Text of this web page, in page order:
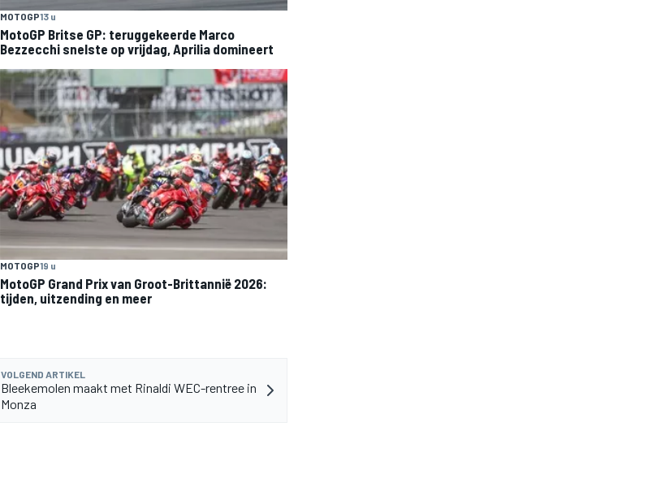
MOTOGP13 u
MotoGP Britse GP: teruggekeerde Marco
Bezzecchi snelste op vrijdag, Aprilia domineert
MOTOGP19 u
MotoGP Grand Prix van Groot-Brittannië 2026:
tijden, uitzending en meer
VOLGEND ARTIKEL
Bleekemolen maakt met Rinaldi WEC-rentree in
Monza